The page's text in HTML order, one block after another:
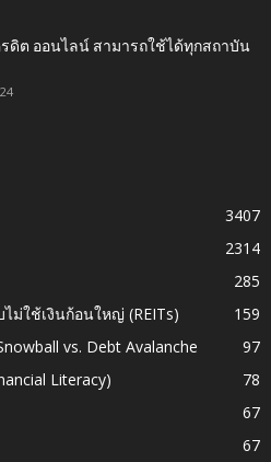
ดิต ออนไลน์ สามารถใช้ได้ทุกสถาบัน
3407
2314
285
ม่ใช้เงินก้อนใหญ่ (REITs)
159
vs. Debt Avalanche
97
Literacy)
78
67
67